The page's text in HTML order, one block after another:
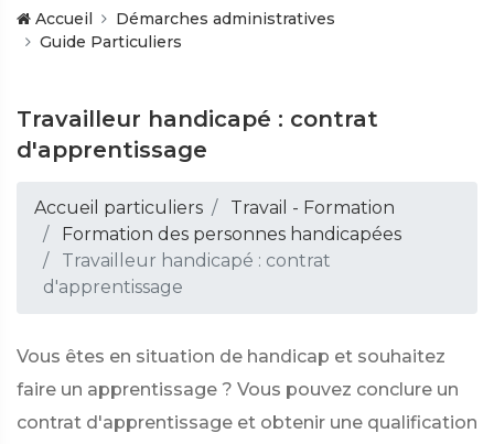
Accueil
Démarches administratives
Guide Particuliers
Travailleur handicapé : contrat
d'apprentissage
Accueil particuliers
Travail - Formation
Formation des personnes handicapées
Travailleur handicapé : contrat
d'apprentissage
Vous êtes en situation de handicap et souhaitez
faire un apprentissage ? Vous pouvez conclure un
contrat d'apprentissage et obtenir une qualification